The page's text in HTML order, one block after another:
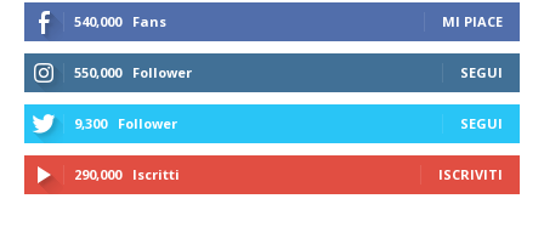
540,000 Fans MI PIACE
550,000 Follower SEGUI
9,300 Follower SEGUI
290,000 Iscritti ISCRIVITI